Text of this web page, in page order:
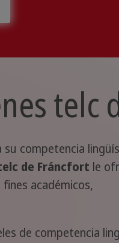
telc
competencia
de Fráncfort le
académicos,
de competencia